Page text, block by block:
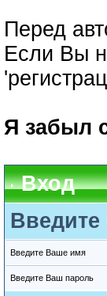
Перед
Если Вы
Я забыл
Вход
Введите Ваше имя
Введите Ваш пароль